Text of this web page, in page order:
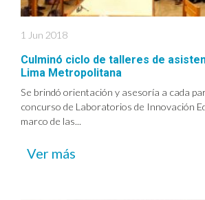
1 Jun 2018
Culminó ciclo de talleres de
Lima Metropolitana
Se brindó orientación y asesoría a cada
concurso de Laboratorios de Innovación
marco de las...
Ver más